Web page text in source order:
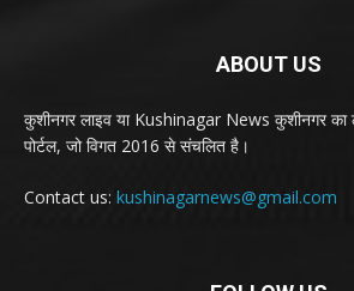
ABOUT US
कुशीनगर लाइव या Kushinagar News कुशीनगर का
पोर्टल, जो विगत 2016 से संचलित है।
Contact us: kushinagarnews@gmail.com